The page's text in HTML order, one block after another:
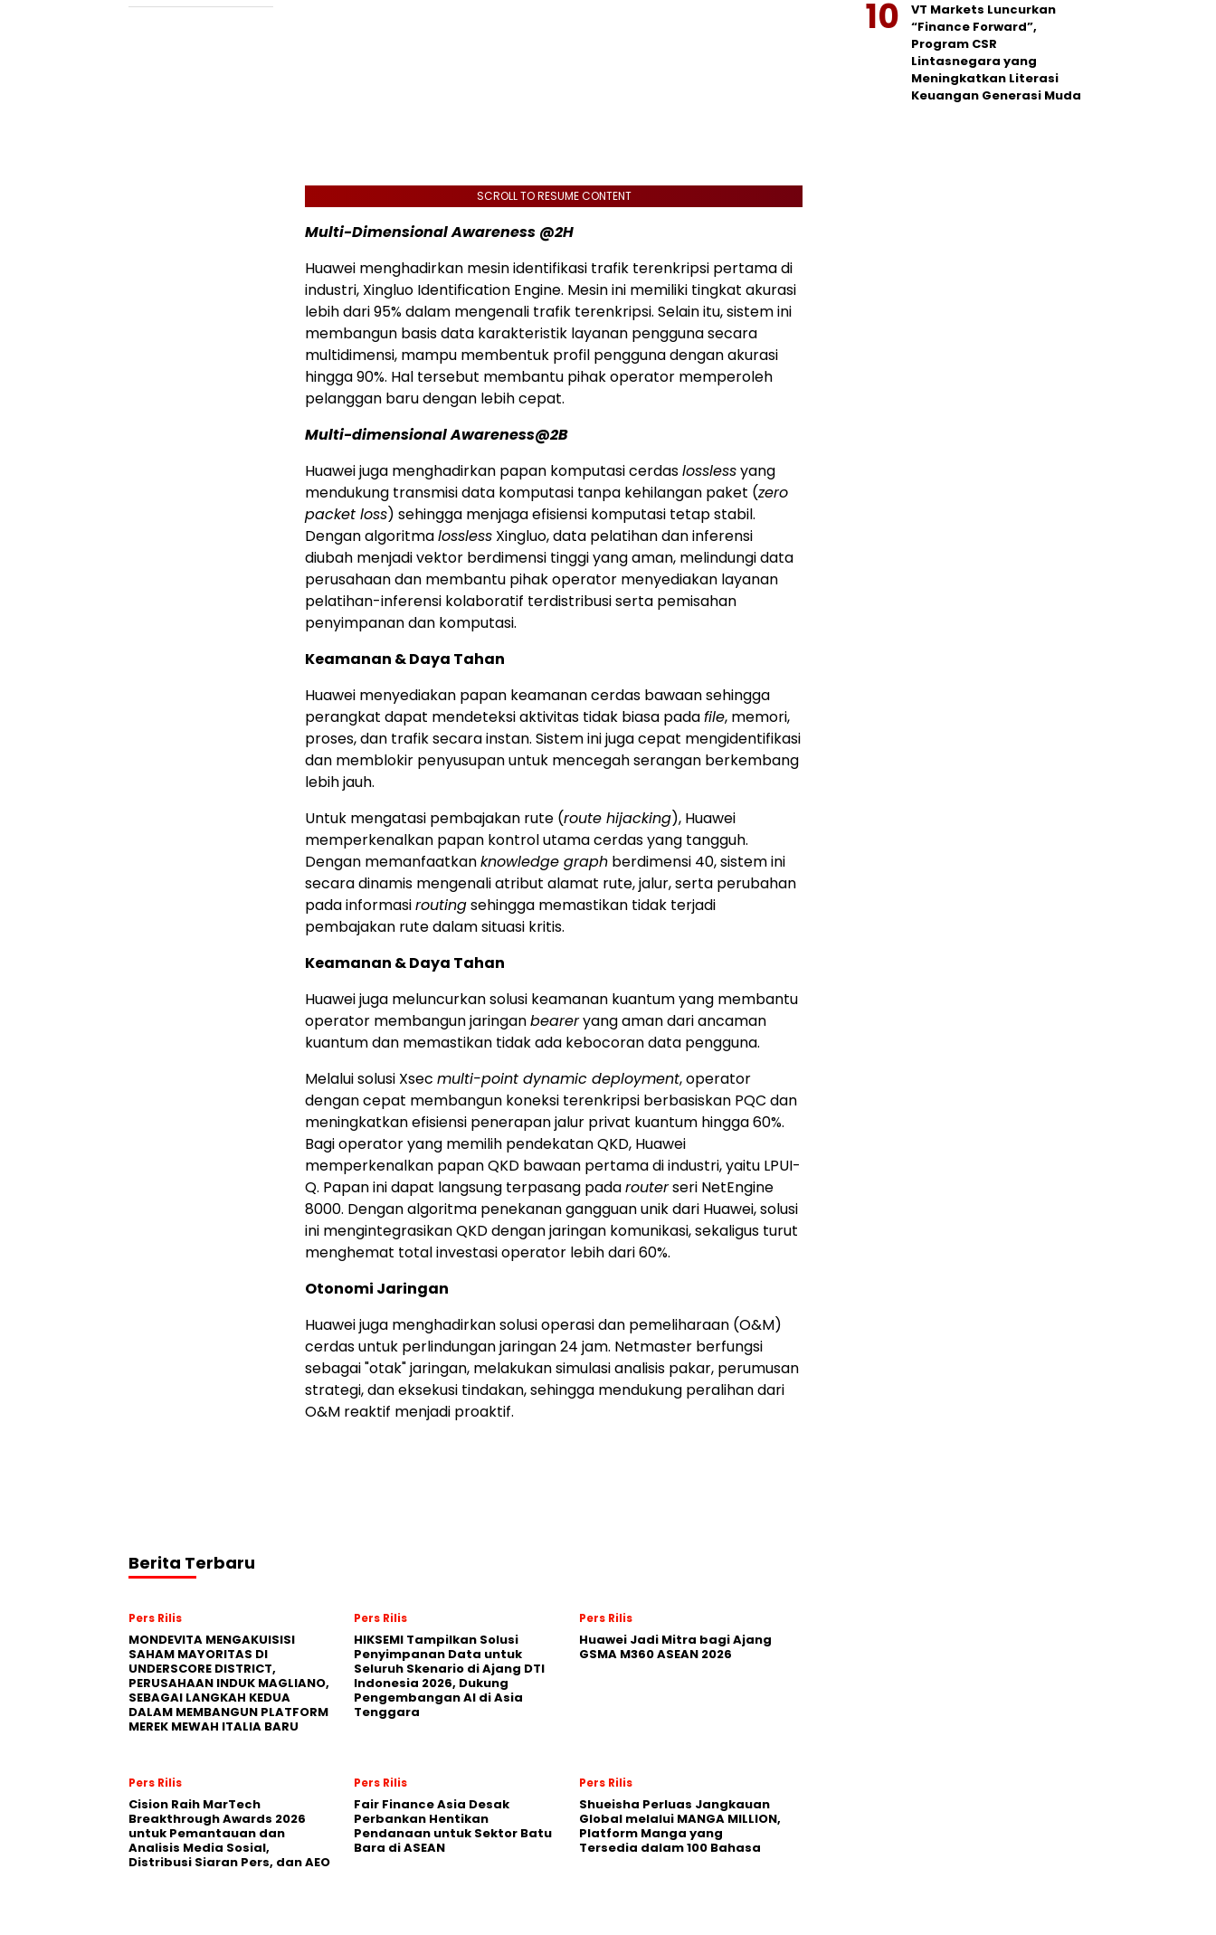
SCROLL TO RESUME CONTENT
Multi-Dimensional Awareness @2H
Huawei menghadirkan mesin identifikasi trafik terenkripsi pertama di
industri, Xingluo Identification Engine. Mesin ini memiliki tingkat akurasi
lebih dari 95% dalam mengenali trafik terenkripsi. Selain itu, sistem ini
membangun basis data karakteristik layanan pengguna secara
multidimensi, mampu membentuk profil pengguna dengan akurasi
hingga 90%. Hal tersebut membantu pihak operator memperoleh
pelanggan baru dengan lebih cepat.
Multi-dimensional Awareness@2B
Huawei juga menghadirkan papan komputasi cerdaslosslessyang
mendukung transmisi data komputasi tanpa kehilangan paket (zero
packet loss) sehingga menjaga efisiensi komputasi tetap stabil.
Dengan algoritmalossless Xingluo, data pelatihan dan inferensi
diubah menjadi vektor berdimensi tinggi yang aman, melindungi data
perusahaan dan membantu pihak operator menyediakan layanan
pelatihan-inferensi kolaboratif terdistribusi serta pemisahan
penyimpanan dan komputasi.
Keamanan & Daya Tahan
Huawei menyediakan papan keamanan cerdas bawaan sehingga
perangkat dapat mendeteksi aktivitas tidak biasa padafile, memori,
proses, dan trafik secara instan. Sistem ini juga cepat mengidentifikasi
dan memblokir penyusupan untuk mencegah serangan berkembang
lebih jauh.
Untuk mengatasi pembajakan rute (route hijacking), Huawei
memperkenalkan papan kontrol utama cerdas yang tangguh.
Dengan memanfaatkanknowledge graph berdimensi 40, sistem ini
secara dinamis mengenali atribut alamat rute, jalur, serta perubahan
pada informasiroutingsehingga memastikan tidak terjadi
pembajakan rute dalam situasi kritis.
Keamanan & Daya Tahan
Huawei juga meluncurkan solusi keamanan kuantum yang membantu
operator membangun jaringanbeareryang aman dari ancaman
kuantum dan memastikan tidak ada kebocoran data pengguna.
Melalui solusi Xsec multi-point dynamic deployment, operator
dengan cepat membangun koneksi terenkripsi berbasiskan PQC dan
meningkatkan efisiensi penerapan jalur privat kuantum hingga 60%.
Bagi operator yang memilih pendekatan QKD, Huawei
memperkenalkan papan QKD bawaan pertama di industri, yaitu LPUI-
Q. Papan ini dapat langsung terpasang padarouterseri NetEngine
8000. Dengan algoritma penekanan gangguan unik dari Huawei, solusi
ini mengintegrasikan QKD dengan jaringan komunikasi, sekaligus turut
menghemat total investasi operator lebih dari 60%.
Otonomi Jaringan
Huawei juga menghadirkan solusi operasi dan pemeliharaan (O&M)
cerdas untuk perlindungan jaringan 24 jam. Netmaster berfungsi
sebagai "otak" jaringan, melakukan simulasi analisis pakar, perumusan
strategi, dan eksekusi tindakan, sehingga mendukung peralihan dari
O&M reaktif menjadi proaktif.
Berita Terbaru
Pers Rilis
MONDEVITA MENGAKUISISI
SAHAM MAYORITAS DI
UNDERSCORE DISTRICT,
PERUSAHAAN INDUK MAGLIANO,
SEBAGAI LANGKAH KEDUA
DALAM MEMBANGUN PLATFORM
MEREK MEWAH ITALIA BARU
Pers Rilis
HIKSEMI Tampilkan Solusi
Penyimpanan Data untuk
Seluruh Skenario di Ajang DTI
Indonesia 2026, Dukung
Pengembangan AI di Asia
Tenggara
Pers Rilis
Huawei Jadi Mitra bagi Ajang
GSMA M360 ASEAN 2026
Pers Rilis
Cision Raih MarTech
Breakthrough Awards 2026
untuk Pemantauan dan
Analisis Media Sosial,
Distribusi Siaran Pers, dan AEO
Pers Rilis
Fair Finance Asia Desak
Perbankan Hentikan
Pendanaan untuk Sektor Batu
Bara di ASEAN
Pers Rilis
Shueisha Perluas Jangkauan
Global melalui MANGA MILLION,
Platform Manga yang
Tersedia dalam 100 Bahasa
VT Markets Luncurkan
“Finance Forward”,
Program CSR
Lintasnegara yang
Meningkatkan Literasi
Keuangan Generasi Muda